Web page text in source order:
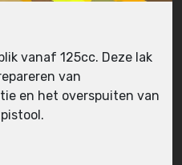
vanaf 125cc. Deze lak
van
en het overspuiten van